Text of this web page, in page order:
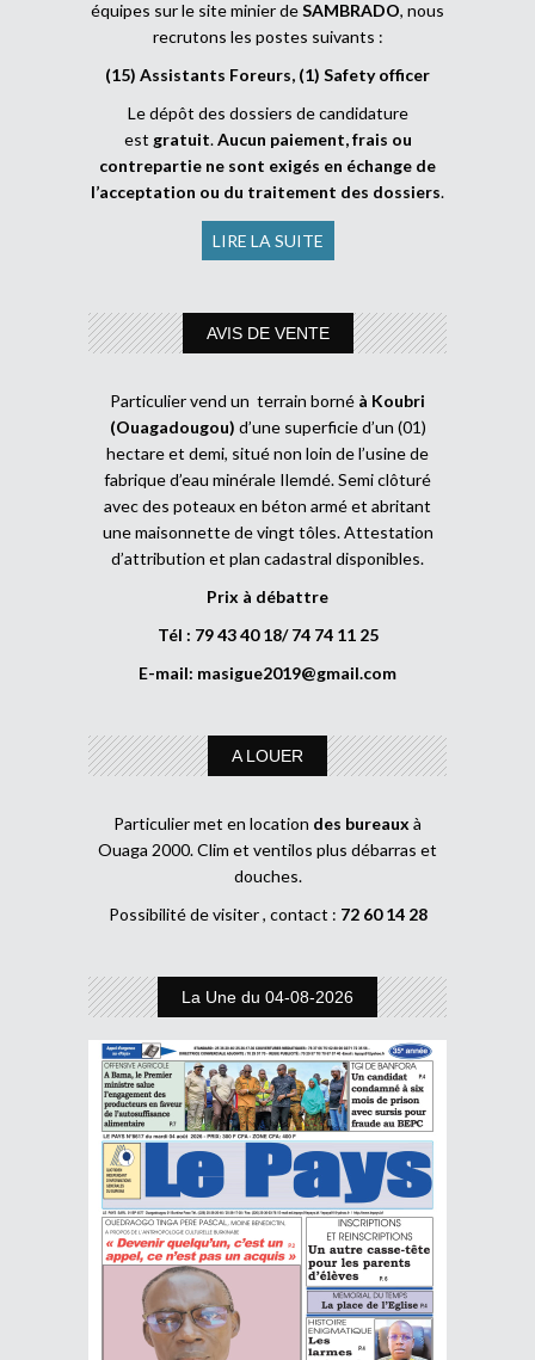
équipes sur le site minier deSAMBRADO, nous
recrutons les postes suivants :
(15) Assistants Foreurs, (1) Safety officer
Le dépôt des dossiers de candidature
est gratuit.Aucun paiement, frais ou
contrepartie ne sont exigés en échange de
l’acceptation ou du traitement des dossiers.
LIRE LA SUITE
AVIS DE VENTE
Particulier vend un terrain borné à Koubri
(Ouagadougou) d’une superficie d’un (01)
hectare et demi, situé non loin de l’usine de
fabrique d’eau minérale Ilemdé. Semi clôturé
avec des poteaux en béton armé et abritant
une maisonnette de vingt tôles. Attestation
d’attribution et plan cadastral disponibles.
Prix à débattre
Tél : 79 43 40 18/ 74 74 11 25
E-mail: masigue2019@gmail.com
A LOUER
Particulier met en location des bureaux à
Ouaga 2000. Clim et ventilos plus débarras et
douches.
Possibilité de visiter , contact : 72 60 14 28
La Une du 04-08-2026